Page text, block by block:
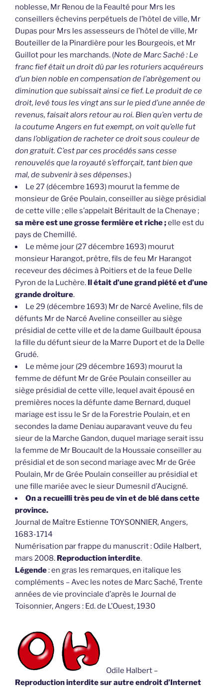
noblesse, Mr Renou de la Feaulté pour Mrs les
conseillers échevins perpétuels de l’hôtel de ville, Mr
Dupas pour Mrs les assesseurs de l’hôtel de ville, Mr
Bouteiller de la Pinardière pour les Bourgeois, et Mr
Guillot pour les marchands. (Note de Marc Saché : Le
franc fief était un droit dû par les roturiers acquéreurs
d’un bien noble en compensation de l’abrègement ou
diminution que subissait ainsi ce fief. Le produit de ce
droit, levé tous les vingt ans sur le pied d’une année de
revenus, faisait alors retour au roi. Bien qu’en vertu de
la coutume Angers en fut exempt, on voit qu’elle fut
dans l’obligation de racheter ce droit sous couleur de
don gratuit. C’est par ces procédés sans cesse
renouvelés que la royauté s’efforçait, tant bien que
mal, de subvenir à ses dépenses.)
Le 27 (décembre 1693) mourut la femme de
monsieur de Grée Poulain, conseiller au siège présidial
de cette ville ; elle s’appelait Béritault de la Chenaye ;
sa mère est une grosse fermière et riche ;elle est du
pays de Chemillé.
Le même jour (27 décembre 1693) mourut
monsieur Harangot, prêtre, fils de feu Mr Harangot
receveur des décimes à Poitiers et de la feue Delle
Pyron de la Luchère. Il était d’une grand piété et d’une
grande droiture.
Le 29 (décembre 1693) Mr de Narcé Aveline, fils de
défunts Mr de Narcé Aveline conseiller au siège
présidial de cette ville et de la dame Guilbault épousa
la fille du défunt sieur de la Marre Duport et de la Delle
Grudé.
Le même jour (29 décembre 1693) mourut la
femme de défunt Mr de Grée Poulain conseiller au
siège présidial de cette ville, lequel avait épousé en
premières noces la défunte dame Bernard, duquel
mariage est issu le Sr de la Forestrie Poulain, et en
secondes la dame Deniau auparavant veuve du feu
sieur de la Marche Gandon, duquel mariage serait issu
la femme de Mr Boucault de la Houssaie conseiller au
présidial et de son second mariage avec Mr de Grée
Poulain, Mr de Grée Poulain conseiller au présidial et
une fille mariée avec le sieur Dumesnil d’Aucigné.
On a recueilli très peu de vin et de blé dans cette
province.
Journal de Maître Estienne TOYSONNIER, Angers,
1683-1714
Numérisation par frappe du manuscrit : Odile Halbert,
mars 2008. Reproduction interdite.
Légende: en gras les remarques, en italique les
compléments – Avec les notes de Marc Saché, Trente
années de vie provinciale d’après le Journal de
Toisonnier, Angers : Ed. de L’Ouest, 1930
Odile Halbert –
Reproduction interdite sur autre endroit d’Internet